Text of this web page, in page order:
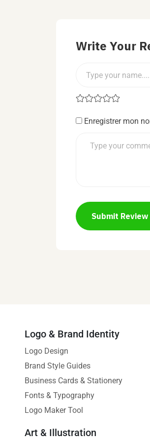
Write Your
Enregistrer mon
Submit Review
Logo & Brand Identity
Logo Design
Brand Style Guides
Business Cards & Stationery
Fonts & Typography
Logo Maker Tool
Art & Illustration